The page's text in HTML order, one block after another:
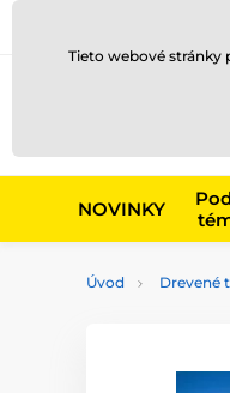
NOVINKY
Úvod Drevené
Tieto webové stránky